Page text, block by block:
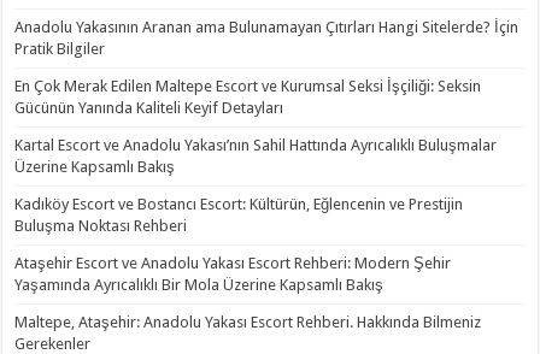
Anadolu Yakasının Aranan ama Bulunamayan Çıtırları Hangi Sitelerde? İçin
Pratik Bilgiler
En Çok Merak Edilen Maltepe Escort ve Kurumsal Seksi İşçiliği: Seksin
Gücünün Yanında Kaliteli Keyif Detayları
Kartal Escort ve Anadolu Yakası’nın Sahil Hattında Ayrıcalıklı Buluşmalar
Üzerine Kapsamlı Bakış
Kadıköy Escort ve Bostancı Escort: Kültürün, Eğlencenin ve Prestijin
Buluşma Noktası Rehberi
Ataşehir Escort ve Anadolu Yakası Escort Rehberi: Modern Şehir
Yaşamında Ayrıcalıklı Bir Mola Üzerine Kapsamlı Bakış
Maltepe, Ataşehir: Anadolu Yakası Escort Rehberi. Hakkında Bilmeniz
Gerekenler